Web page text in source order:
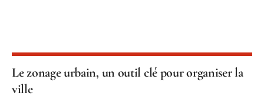
Le zonage urbain, un outil clé pour organiser la
ville